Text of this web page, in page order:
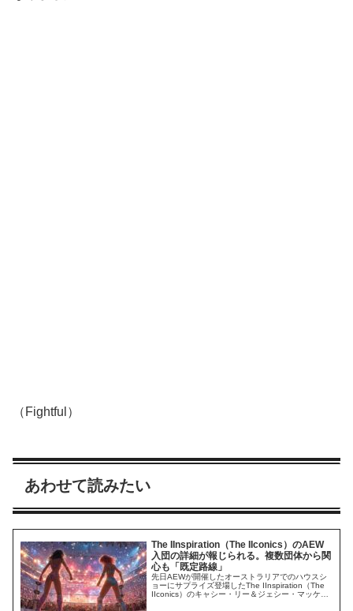
（Fightful）
あわせて読みたい
The IInspiration（The IIconics）のAEW
入団の詳細が報じられる。複数団体から関
心も「既定路線」
先日AEWが開催したオーストラリアでのハウスシ
ョーにサプライズ登場したThe IInspiration（The
IIconics）のキャシー・リー＆ジェシー・マッケ